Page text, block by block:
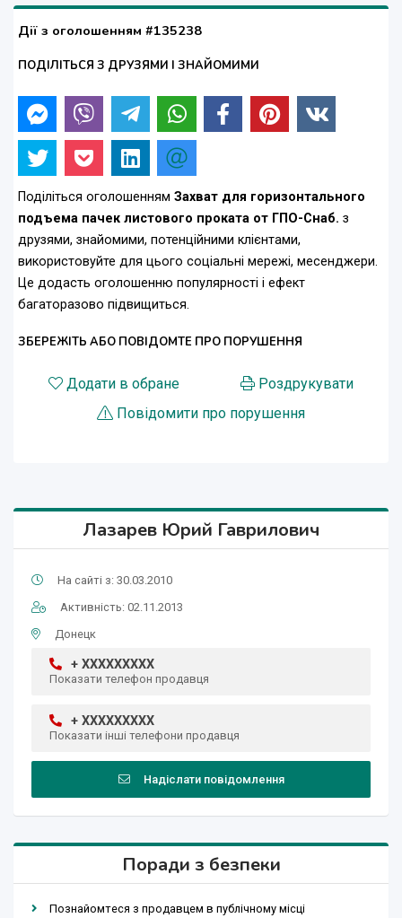
Дії з оголошенням #135238
ПОДІЛІТЬСЯ З ДРУЗЯМИ І ЗНАЙОМИМИ
Поділіться оголошенням Захват для горизонтального
подъема пачек листового проката от ГПО-Снаб. з
друзями, знайомими, потенційними клієнтами,
використовуйте для цього соціальні мережі, месенджери.
Це додасть оголошенню популярності і ефект
багаторазово підвищиться.
ЗБЕРЕЖІТЬ АБО ПОВІДОМТЕ ПРО ПОРУШЕННЯ
Додати в обране
Роздрукувати
Повідомити про порушення
Лазарев Юрий Гаврилович
На сайті з: 30.03.2010
Активність: 02.11.2013
Донецк
+ XXXXXXXXX
Показати телефон продавця
+ XXXXXXXXX
Показати інші телефони продавця
Надіслати повідомлення
Поради з безпеки
Познайомтеся з продавцем в публічному місці